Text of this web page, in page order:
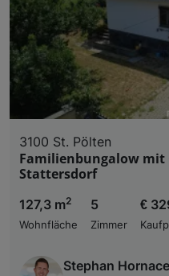
3100 St. Pölten
Familienbungalow
Stattersdorf
127,3 m2
Wohnfläche
5
Zimmer
€
Stephan